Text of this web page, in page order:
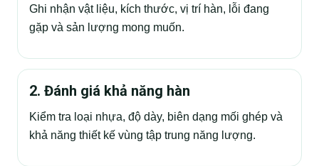
Ghi nhận vật liệu, kích thước, vị trí hàn, lỗi đang
gặp và sản lượng mong muốn.
2. Đánh giá khả năng hàn
Kiểm tra loại nhựa, độ dày, biên dạng mối ghép và
khả năng thiết kế vùng tập trung năng lượng.